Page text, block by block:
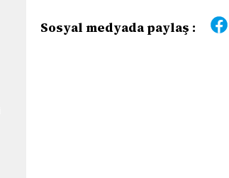
Sosyal medyada paylaş :